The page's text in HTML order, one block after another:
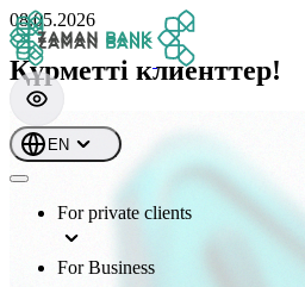
EN
For private clients
For Business
08.05.2026
Құрметті клиенттер!